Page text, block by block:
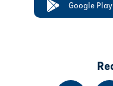
Google Play